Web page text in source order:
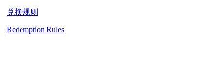
兑换规则
Redemption Rules